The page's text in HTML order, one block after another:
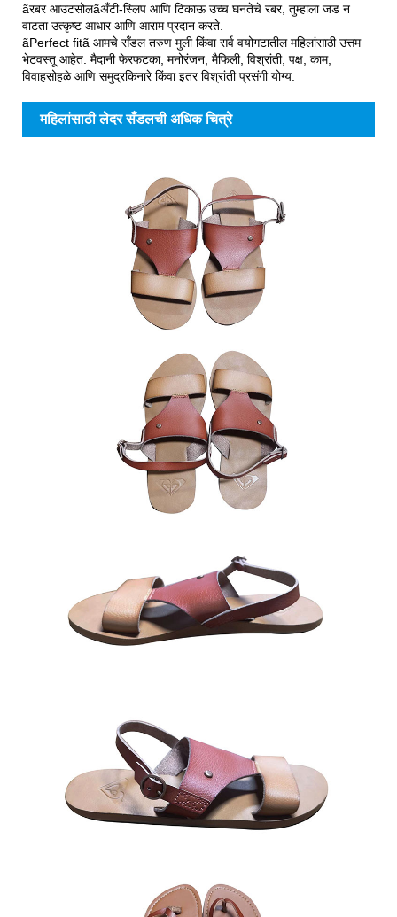
ãरबर आउटसोलãअँटी-स्लिप आणि टिकाऊ उच्च घनतेचे रबर, तुम्हाला जड न
वाटता उत्कृष्ट आधार आणि आराम प्रदान करते.
ãPerfect fitã आमचे सँडल तरुण मुली किंवा सर्व वयोगटातील महिलांसाठी उत्तम
भेटवस्तू आहेत. मैदानी फेरफटका, मनोरंजन, मैफिली, विश्रांती, पक्ष, काम,
विवाहसोहळे आणि समुद्रकिनारे किंवा इतर विश्रांती प्रसंगी योग्य.
महिलांसाठी लेदर सँडलची अधिक चित्रे